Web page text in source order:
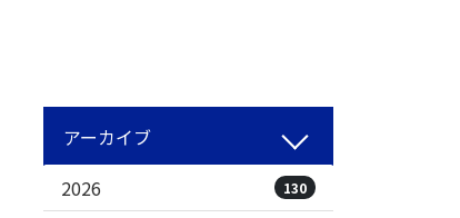
アーカイブ
2026
130